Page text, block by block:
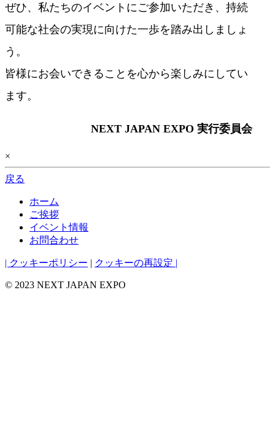
ぜひ、私たちのイベントにご参加いただき、持続
可能な社会の実現に向けた一歩を踏み出しましょ
う。
皆様にお会いできることを心から楽しみにしてい
ます。
NEXT JAPAN EXPO 実行委員会
×
戻る
ホーム
ご挨拶
イベント情報
お問合わせ
| クッキーポリシー | クッキーの再設定 |
© 2023 NEXT JAPAN EXPO